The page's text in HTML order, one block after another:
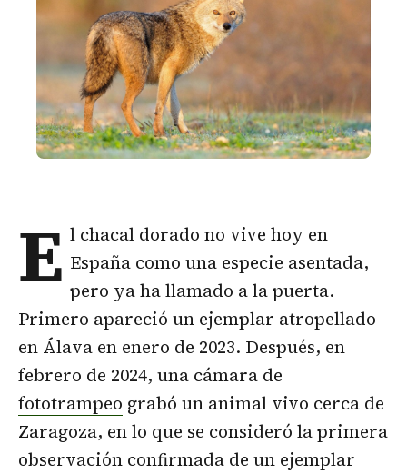
E l chacal dorado no vive hoy en
España como una especie asentada,
pero ya ha llamado a la puerta.
Primero apareció un ejemplar atropellado
en Álava en enero de 2023. Después, en
febrero de 2024, una cámara de
fototrampeo grabó un animal vivo cerca de
Zaragoza, en lo que se consideró la primera
observación confirmada de un ejemplar